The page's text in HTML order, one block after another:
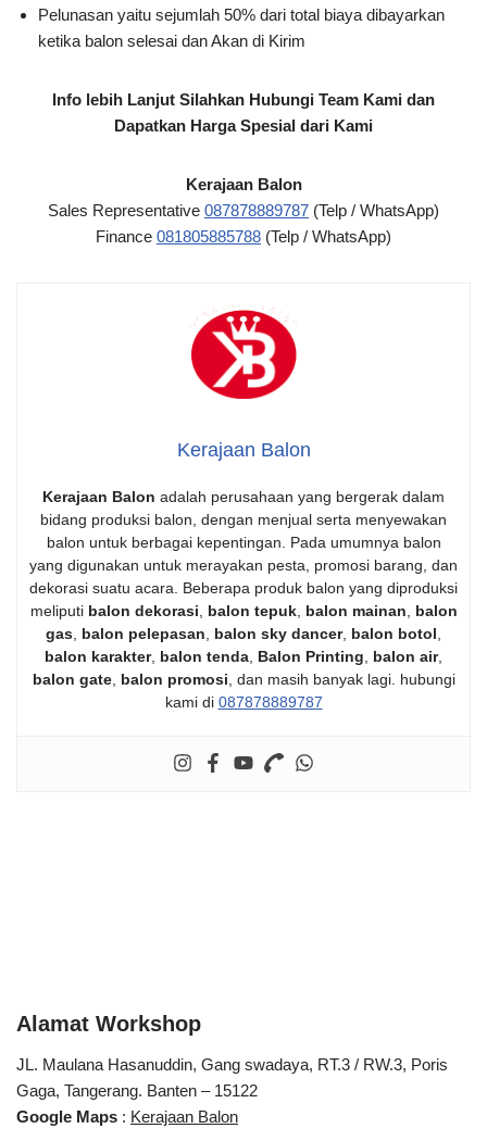
Pelunasan yaitu sejumlah 50% dari total biaya dibayarkan
ketika balon selesai dan Akan di Kirim
Info lebih Lanjut Silahkan Hubungi Team Kami dan
Dapatkan Harga Spesial dari Kami
Kerajaan Balon
Sales Representative 087878889787 (Telp / WhatsApp)
Finance 081805885788 (Telp / WhatsApp)
Kerajaan Balon
Kerajaan Balon adalah perusahaan yang bergerak dalam
bidang produksi balon, dengan menjual serta menyewakan
balon untuk berbagai kepentingan. Pada umumnya balon
yang digunakan untuk merayakan pesta, promosi barang, dan
dekorasi suatu acara. Beberapa produk balon yang diproduksi
meliputi balon dekorasi balon tepuk, balon mainan
balon
gas balon pelepasan balon sky dancer, balon botol
balon karakter, balon tenda Balon Printing balon air,
balon gate, balon promosi , dan masih banyak lagi. hubungi
kami di 087878889787
Alamat Workshop
JL. Maulana Hasanuddin, Gang swadaya, RT.3 / RW.3, Poris
Gaga, Tangerang. Banten – 15122
Google Maps : Kerajaan Balon